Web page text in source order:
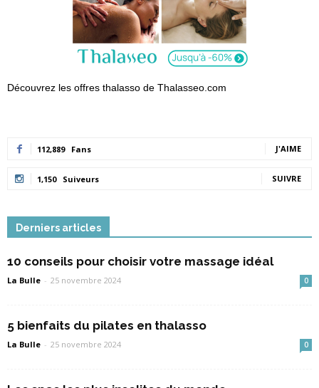
Découvrez les offres thalasso de Thalasseo.com
112,889 Fans J'AIME
1,150 Suiveurs SUIVRE
Derniers articles
10 conseils pour choisir votre massage idéal
La Bulle - 25 novembre 2024 0
5 bienfaits du pilates en thalasso
La Bulle - 25 novembre 2024 0